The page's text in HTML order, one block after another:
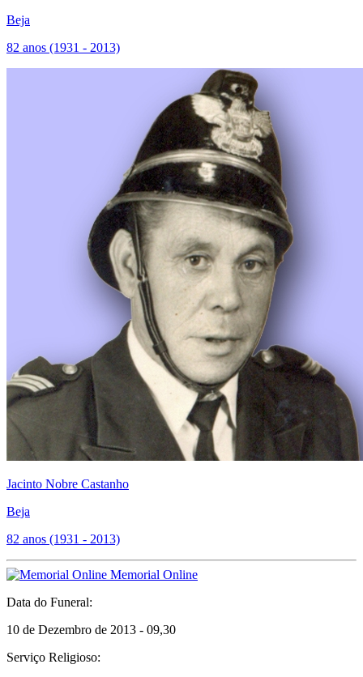
Beja
82 anos (1931 - 2013)
Jacinto Nobre Castanho
Beja
82 anos (1931 - 2013)
Memorial Online
Data do Funeral:
10 de Dezembro de 2013 - 09,30
Serviço Religioso: